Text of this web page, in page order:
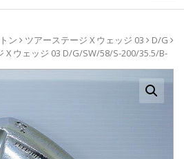
ン ツアーステージ X ウェッジ 03
D/G
X ウェッジ 03 D/G/SW/58/S-200/35.5/B-